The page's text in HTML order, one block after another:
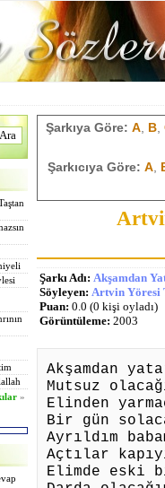
»
Şarkıya Göre: A, B,
Şarkıcıya Göre: A,
Şarkı Adı: Akşamdan
Söyleyen: Artvin Yöresi
Puan: 0.0 (0 kişi oyladı)
Görüntüleme: 2003
Akşamdan
Mutsuz
Elinden
Bir gün
Ayrıldım
Açtılar
Elimde eski